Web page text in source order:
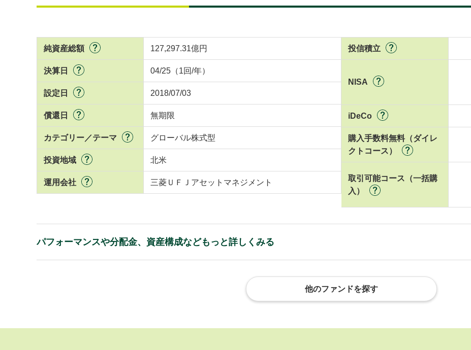
純資産総額 127,297.31億円
決算日 04/25（1回/年）
設定日 2018/07/03
償還日 無期限
カテゴリー／テーマ グローバル株式型
投資地域 北米
運用会社 三菱ＵＦＪアセットマネジメント
投信積立
NISA
iDeCo
購入手数料無料（ダイレ
クトコース）
取引可能コース（一括購
入）
パフォーマンスや分配金、資産構成などもっと詳しくみる
他のファンドを探す